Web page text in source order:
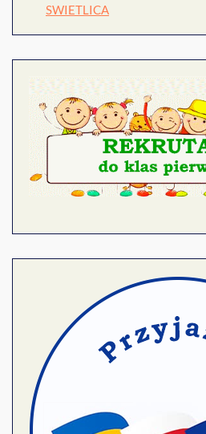
SWIETLICA